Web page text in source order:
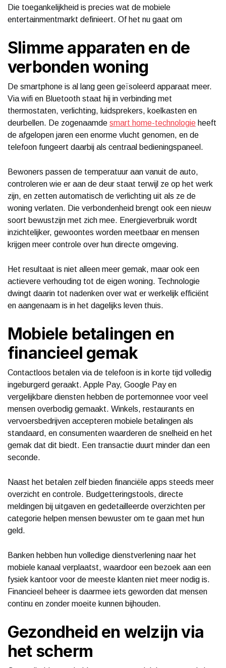
Die toegankelijkheid is precies wat de mobiele
entertainmentmarkt definieert. Of het nu gaat om
Slimme apparaten en de
verbonden woning
De smartphone is al lang geen geïsoleerd apparaat meer.
Via wifi en Bluetooth staat hij in verbinding met
thermostaten, verlichting, luidsprekers, koelkasten en
deurbellen. De zogenaamde smart home-technologie heeft
de afgelopen jaren een enorme vlucht genomen, en de
telefoon fungeert daarbij als centraal bedieningspaneel.
Bewoners passen de temperatuur aan vanuit de auto,
controleren wie er aan de deur staat terwijl ze op het werk
zijn, en zetten automatisch de verlichting uit als ze de
woning verlaten. Die verbondenheid brengt ook een nieuw
soort bewustzijn met zich mee. Energieverbruik wordt
inzichtelijker, gewoontes worden meetbaar en mensen
krijgen meer controle over hun directe omgeving.
Het resultaat is niet alleen meer gemak, maar ook een
actievere verhouding tot de eigen woning. Technologie
dwingt daarin tot nadenken over wat er werkelijk efficiënt
en aangenaam is in het dagelijks leven thuis.
Mobiele betalingen en
financieel gemak
Contactloos betalen via de telefoon is in korte tijd volledig
ingeburgerd geraakt. Apple Pay, Google Pay en
vergelijkbare diensten hebben de portemonnee voor veel
mensen overbodig gemaakt. Winkels, restaurants en
vervoersbedrijven accepteren mobiele betalingen als
standaard, en consumenten waarderen de snelheid en het
gemak dat dit biedt. Een transactie duurt minder dan een
seconde.
Naast het betalen zelf bieden financiële apps steeds meer
overzicht en controle. Budgetteringstools, directe
meldingen bij uitgaven en gedetailleerde overzichten per
categorie helpen mensen bewuster om te gaan met hun
geld.
Banken hebben hun volledige dienstverlening naar het
mobiele kanaal verplaatst, waardoor een bezoek aan een
fysiek kantoor voor de meeste klanten niet meer nodig is.
Financieel beheer is daarmee iets geworden dat mensen
continu en zonder moeite kunnen bijhouden.
Gezondheid en welzijn via
het scherm